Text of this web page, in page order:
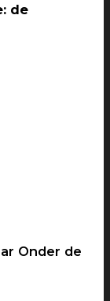
de
Onder de